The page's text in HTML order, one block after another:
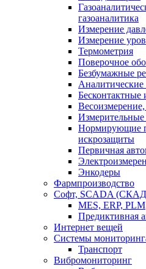
газоаналитика
Измерение
Измерение
Термометрия
Поверочное
Безбумажные
Бесконтактные
Нормирующие
искрозащиты
Первичная
Энкодеры
Фармпроизводство
Софт, SCADA
MES, ERP, PLM
Предиктивная
Интернет вещей
Системы
Транспорт
Вибромониторинг